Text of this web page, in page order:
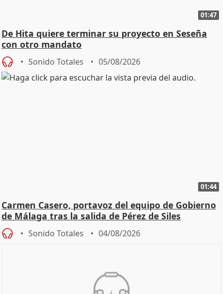
01:47
De Hita quiere terminar su proyecto en Seseña
con otro mandato
Sonido Totales 05/08/2026
01:44
Carmen Casero, portavoz del equipo de Gobierno
de Málaga tras la salida de Pérez de Siles
Sonido Totales 04/08/2026